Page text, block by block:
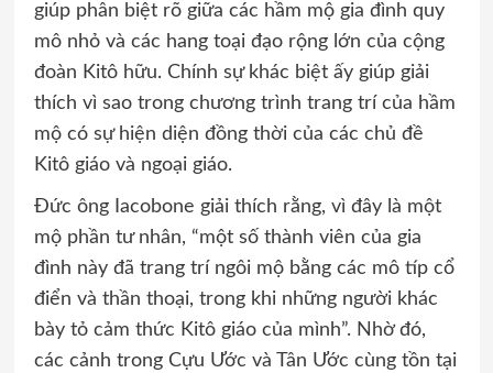
giúp phân biệt rõ giữa các hầm mộ gia đình quy
mô nhỏ và các hang toại đạo rộng lớn của cộng
đoàn Kitô hữu. Chính sự khác biệt ấy giúp giải
thích vì sao trong chương trình trang trí của hầm
mộ có sự hiện diện đồng thời của các chủ đề
Kitô giáo và ngoại giáo.
Đức ông Iacobone giải thích rằng, vì đây là một
mộ phần tư nhân, “một số thành viên của gia
đình này đã trang trí ngôi mộ bằng các mô típ cổ
điển và thần thoại, trong khi những người khác
bày tỏ cảm thức Kitô giáo của mình”. Nhờ đó,
các cảnh trong Cựu Ước và Tân Ước cùng tồn tại